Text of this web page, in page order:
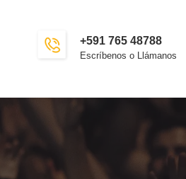
+591 765 48788
Escríbenos o Llámanos